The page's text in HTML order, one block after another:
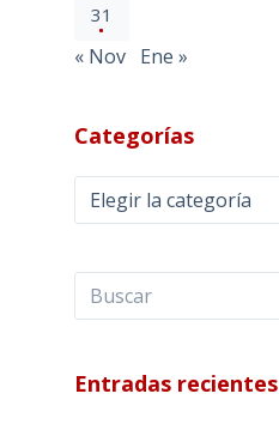
31
« Nov Ene »
Categorías
Categorías
Entradas recientes